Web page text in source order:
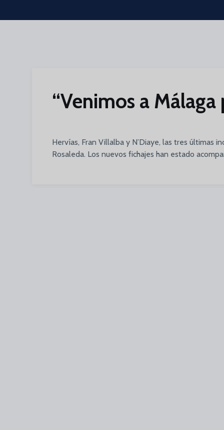
Skip to main content
“Venimos a
Hervías, Fran Villalba y N’Diaye, las tres últimas
Rosaleda. Los nuevos fichajes han estado